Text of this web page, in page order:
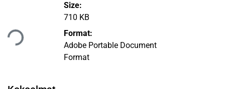
Size:
710 KB
Format:
Adobe Portable Document
Format